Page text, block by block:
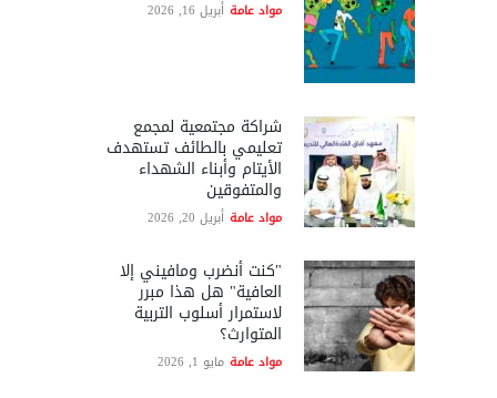
مواد عامة أبريل 16, 2026
شراكة مجتمعية لمجمع
تعليمي بالطائف تستهدف
الأيتام وأبناء الشهداء
والمتفوقين
مواد عامة أبريل 20, 2026
"كنت أنضرب ومافيني إلا
العافية" هل هذا مبرر
لاستمرار أسلوب التربية
المتوارث؟
مواد عامة مايو 1, 2026